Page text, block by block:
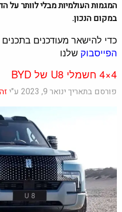
המגמות העולמיות מבלי לוותר על
במקום הנכון.
כדי להישאר מעודכנים
הפייסבוקשלנו
4×4 חשמלי U8 של BYD
פורסם בתאריך ינואר 9, 2023 ע"י זה